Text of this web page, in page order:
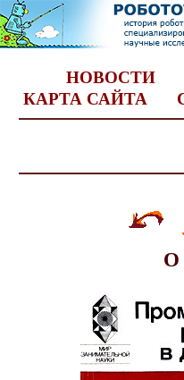
НОВОСТИ
КАРТА САЙТА
О